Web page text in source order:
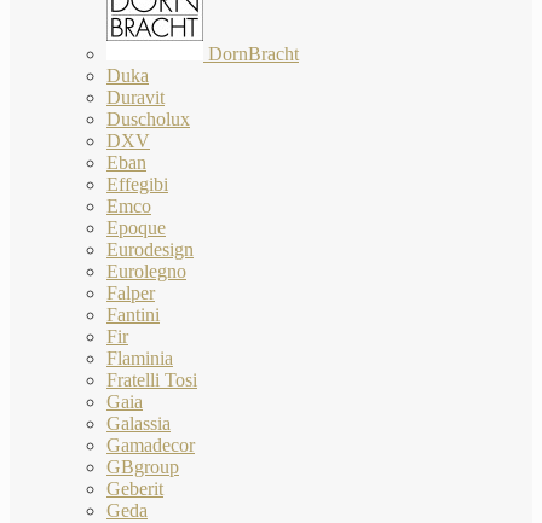
DornBracht
Duka
Duravit
Duscholux
DXV
Eban
Effegibi
Emco
Epoque
Eurodesign
Eurolegno
Falper
Fantini
Fir
Flaminia
Fratelli Tosi
Gaia
Galassia
Gamadecor
GBgroup
Geberit
Geda